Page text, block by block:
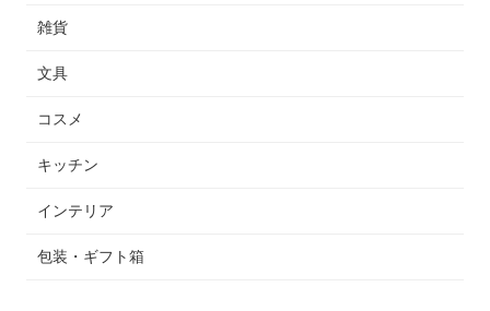
雑貨
文具
コスメ
キッチン
インテリア
包装・ギフト箱